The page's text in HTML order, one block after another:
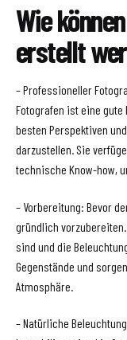
Wie
erstellt
– Professioneller
Fotografen ist eine
besten Perspektiven
darzustellen. Sie
technische Know-how,
– Vorbereitung: Bevor
gründlich
sind und die
Gegenstände und
Atmosphäre.
– Natürliche